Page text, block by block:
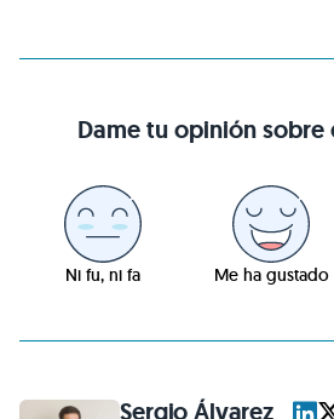
Dame tu opinión
Ni fu, ni fa Me ha gustado
Sergio Álvarez